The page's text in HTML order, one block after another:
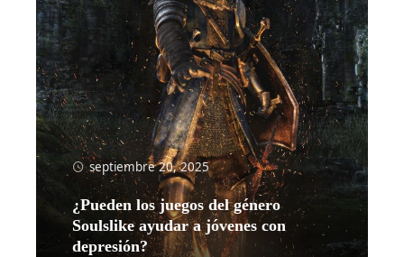
septiembre 20, 2025
¿Pueden los juegos del género
Soulslike ayudar a jóvenes con
depresión?